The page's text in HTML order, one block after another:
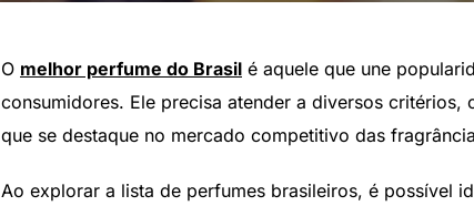
O melhor perfume do Brasil é aquele que une
consumidores. Ele precisa atender a diversos
que se destaque no mercado competitivo das
Ao explorar a lista de perfumes brasileiros, é possível